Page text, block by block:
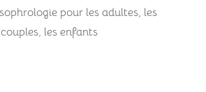
pour les adultes, les
couples, les enfants